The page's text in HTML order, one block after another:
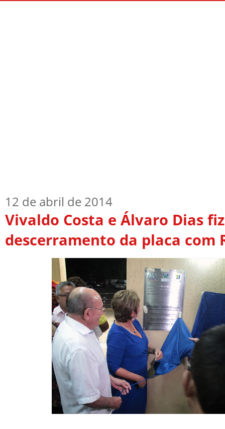
12 de abril de 2014
Vivaldo Costa e Álvaro Dias
descerramento da placa com